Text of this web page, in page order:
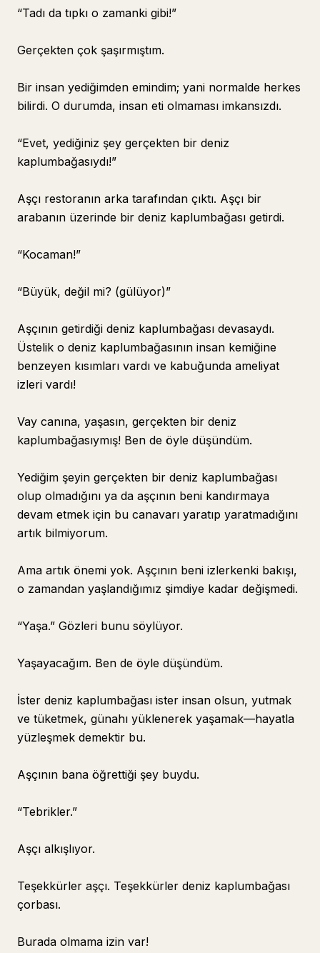
“Tadı da tıpkı o zamanki gibi!”
Gerçekten çok şaşırmıştım.
Bir insan yediğimden emindim; yani normalde herkes
bilirdi. O durumda, insan eti olmaması imkansızdı.
“Evet, yediğiniz şey gerçekten bir deniz
kaplumbağasıydı!”
Aşçı restoranın arka tarafından çıktı. Aşçı bir
arabanın üzerinde bir deniz kaplumbağası getirdi.
“Kocaman!”
“Büyük, değil mi? (gülüyor)”
Aşçının getirdiği deniz kaplumbağası devasaydı.
Üstelik o deniz kaplumbağasının insan kemiğine
benzeyen kısımları vardı ve kabuğunda ameliyat
izleri vardı!
Vay canına, yaşasın, gerçekten bir deniz
kaplumbağasıymış! Ben de öyle düşündüm.
Yediğim şeyin gerçekten bir deniz kaplumbağası
olup olmadığını ya da aşçının beni kandırmaya
devam etmek için bu canavarı yaratıp yaratmadığını
artık bilmiyorum.
Ama artık önemi yok. Aşçının beni izlerkenki bakışı,
o zamandan yaşlandığımız şimdiye kadar değişmedi.
“Yaşa.” Gözleri bunu söylüyor.
Yaşayacağım. Ben de öyle düşündüm.
İster deniz kaplumbağası ister insan olsun, yutmak
ve tüketmek, günahı yüklenerek yaşamak—hayatla
yüzleşmek demektir bu.
Aşçının bana öğrettiği şey buydu.
“Tebrikler.”
Aşçı alkışlıyor.
Teşekkürler aşçı. Teşekkürler deniz kaplumbağası
çorbası.
Burada olmama izin var!